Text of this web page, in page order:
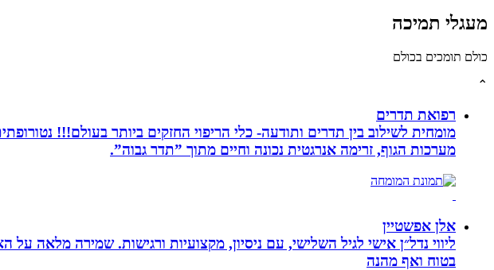
מעגלי תמיכה
כולם תומכים בכולם
⌃
רפואת תדרים
מערכות הגוף, זרימה אנרגטית נכונה וחיים מתוך ”תדר גבוה”.
אלן אפשטיין
ליווי נדל״ן אישי לגיל השלישי, עם ניסיון, מקצועיות ורגישות. שמירה מלאה
בטוח ואף מהנה